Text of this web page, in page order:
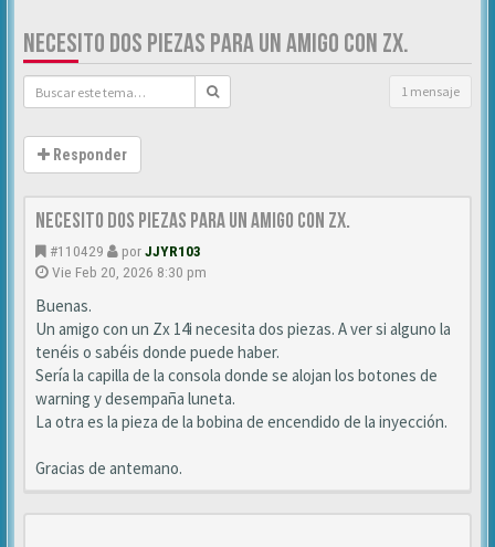
NECESITO DOS PIEZAS PARA UN AMIGO CON ZX.
1 mensaje
Responder
Necesito dos piezas para un amigo con ZX.
#110429 porJJYR103
Vie Feb 20, 2026 8:30 pm
Buenas.
Un amigo con un Zx 14i necesita dos piezas. A ver si alguno la
tenéis o sabéis donde puede haber.
Sería la capilla de la consola donde se alojan los botones de
warning y desempaña luneta.
La otra es la pieza de la bobina de encendido de la inyección.
Gracias de antemano.